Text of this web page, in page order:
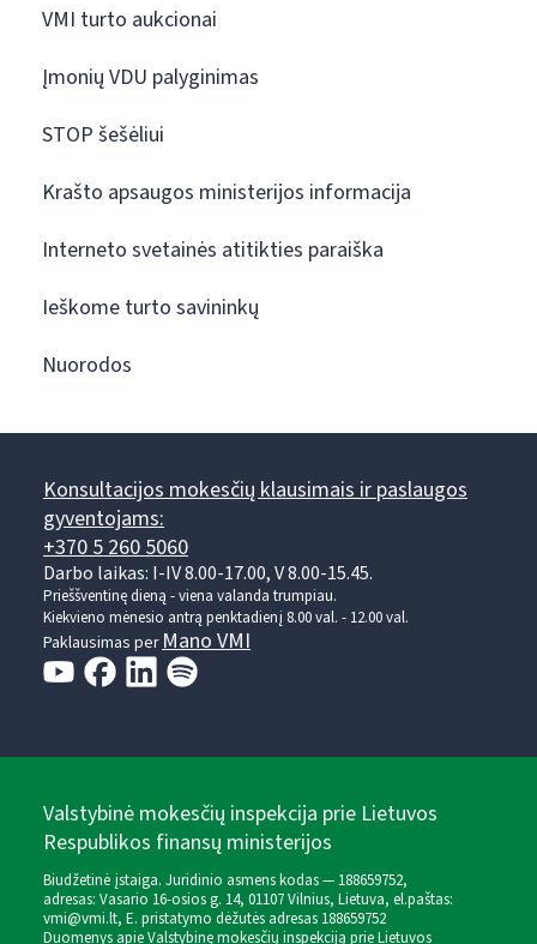
VMI turto aukcionai
Įmonių VDU palyginimas
STOP šešėliui
Krašto apsaugos ministerijos informacija
Interneto svetainės atitikties paraiška
Ieškome turto savininkų
Nuorodos
Konsultacijos mokesčių klausimais ir paslaugos
gyventojams:
+370 5 260 5060
Darbo laikas: I-IV 8.00-17.00, V 8.00-15.45.
Prieššventinę dieną - viena valanda trumpiau.
Kiekvieno mėnesio antrą penktadienį 8.00 val. - 12.00 val.
Paklausimas perMano VMI
Valstybinė mokesčių inspekcija prie Lietuvos
Respublikos finansų ministerijos
Biudžetinė įstaiga. Juridinio asmens kodas — 188659752,
adresas: Vasario 16-osios g. 14, 01107 Vilnius, Lietuva, el.paštas:
vmi@vmi.lt, E. pristatymo dėžutės adresas 188659752
Duomenys apie Valstybinę mokesčių inspekciją prie Lietuvos